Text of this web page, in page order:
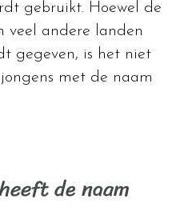
gebruikt. Hoewel de
veel andere landen
gegeven, is het niet
met de naam
de naam